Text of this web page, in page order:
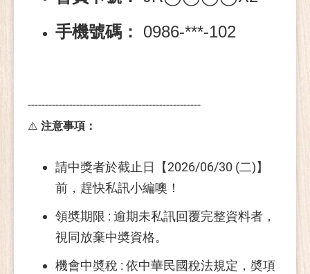
手機號碼： 0986-***-102
--------------------------------------------------
⚠️ 注意事項：
請中獎者於截止日【2026/06/30 (二)】
前，趕快私訊小編噢！
領奬期限 : 逾期未私訊回覆完整資料者，
視同放棄中奬資格。
機會中奬稅 : 依中華民國稅法規定，奬項